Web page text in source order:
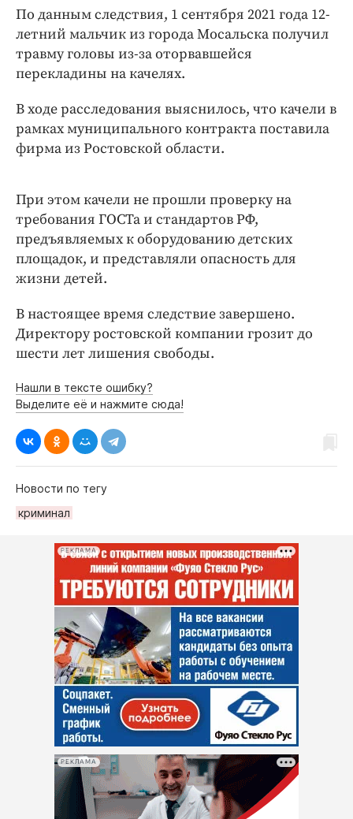
По данным следствия, 1 сентября 2021 года 12-
летний мальчик из города Мосальска получил
травму головы из-за оторвавшейся
перекладины на качелях.
В ходе расследования выяснилось, что качели в
рамках муниципального контракта поставила
фирма из Ростовской области.
При этом качели не прошли проверку на
требования ГОСТа и стандартов РФ,
предъявляемых к оборудованию детских
площадок, и представляли опасность для
жизни детей.
В настоящее время следствие завершено.
Директору ростовской компании грозит до
шести лет лишения свободы.
Нашли в тексте ошибку?
Выделите её и нажмите сюда!
Новости по тегу
криминал
РЕКЛАМА
РЕКЛАМА